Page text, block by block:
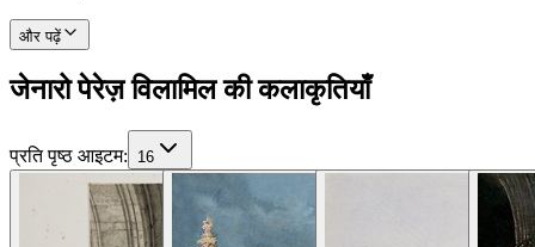
और पढ़ें
जेनारो पेरेज़ विलामिल की कलाकृतियाँ
प्रति पृष्ठ आइटम: 16